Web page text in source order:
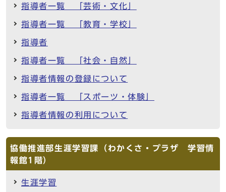
指導者一覧 「芸術・文化」
指導者一覧 「教育・学校」
指導者
指導者一覧 「社会・自然」
指導者情報の登録について
指導者一覧 「スポーツ・体験」
指導者情報の利用について
協働推進部生涯学習課（わかくさ・プラザ 学習情
報館1階）
生涯学習